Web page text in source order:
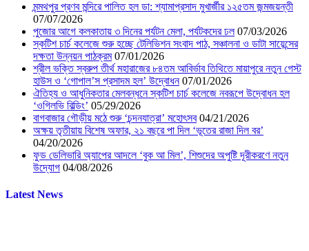
মন্মথপুর প্রণব মন্দিরে পালিত হল ডা: শ্যামাপ্রসাদ মুখার্জীর ১২৫তম জন্মজয়ন্তী
07/07/2026
পুজোর আগে কলকাতায় ৩ দিনের পর্যটন মেলা, পর্যটকদের ঢল 07/03/2026
স্কটিশ চার্চ কলেজে শুরু হচ্ছে টেলিভিশন সংবাদ পাঠ, সঞ্চালনা ও ডাটা সায়েন্সের
দক্ষতা উন্নয়ন পাঠক্রম 07/01/2026
শ্রীল ভক্তি স্বরুপ তীর্থ মহারাজের ৮৪তম আবির্ভাব তিথিতে মায়াপুরে নতুন গেস্ট
হাউস ও ‘গোপাল’স প্রসাদম হল’ উদ্বোধন 07/01/2026
ঐতিহ্য ও আধুনিকতার মেলবন্ধনে স্কটিশ চার্চ কলেজে নবরূপে উদ্বোধন হল
‘ওগিলভি বিল্ডিং’ 05/29/2026
বাগবাজার গৌড়ীয় মঠে শুরু ‘চন্দনযাত্রা’ মহোৎসব 04/21/2026
অক্ষয় তৃতীয়ায় বিশেষ অফার, ২১ বছরে পা দিল ‘ভূতের রাজা দিল বর’
04/20/2026
ফুড ডেলিভারি অ্যাপের আদলে ‘বুক আ মিল’, শিশুদের অপুষ্টি দূরীকরণে নতুন
উদ্যোগ 04/08/2026
Latest News